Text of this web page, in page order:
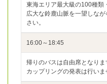
東海エリア最大級の100種類
広大な鈴鹿山脈を一望しな
さい。
16:00～18:45
帰りのバスは自由席となりま
カップリングの発表は行いま